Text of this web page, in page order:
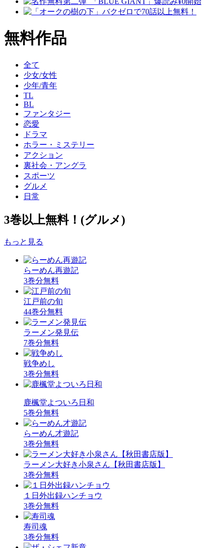
無料作品
全て
少女/女性
少年/青年
TL
BL
ファンタジー
恋愛
ドラマ
ホラー・ミステリー
アクション
裏社会・アングラ
スポーツ
グルメ
日常
3巻以上無料！ (グルメ)
もっと見る
らーめん再遊記
3巻分無料
江戸前の旬
44巻分無料
ラーメン発見伝
7巻分無料
戦争めし
3巻分無料
鹿楓堂よついろ日和
5巻分無料
らーめん才遊記
3巻分無料
ラーメン大好き小泉さん【秋田書店版】
3巻分無料
１日外出録ハンチョウ
3巻分無料
寿司魂
3巻分無料